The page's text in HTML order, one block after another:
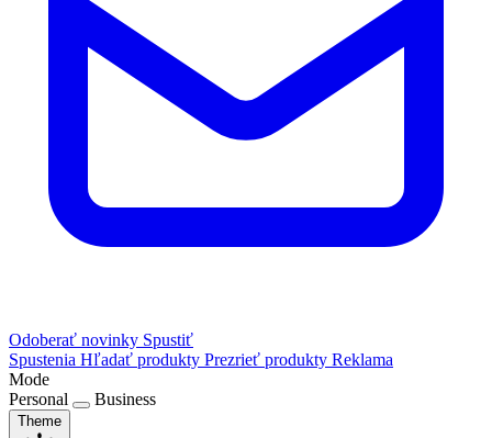
Odoberať novinky Spustiť
Spustenia Hľadať produkty Prezrieť produkty Reklama
Mode
Personal
Business
Theme